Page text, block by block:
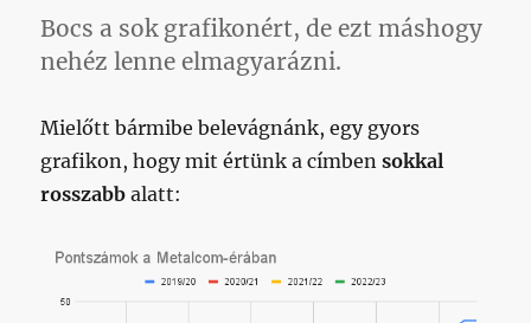
Bocs a sok grafikonért, de ezt máshogy
nehéz lenne elmagyarázni.
Mielőtt bármibe belevágnánk, egy gyors
grafikon, hogy mit értünk a címbensokkal
rosszabb alatt: